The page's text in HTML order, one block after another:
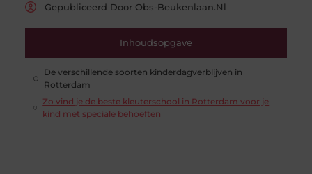
Gepubliceerd Door Obs-Beukenlaan.nl
Inhoudsopgave
De verschillende soorten kinderdagverblijven in
Rotterdam
Zo vind je de beste kleuterschool in Rotterdam voor je
kind met speciale behoeften